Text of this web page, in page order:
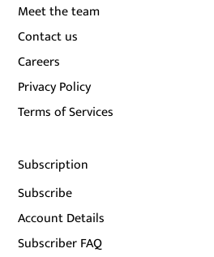
Meet the team
Contact us
Careers
Privacy Policy
Terms of Services
Subscription
Subscribe
Account Details
Subscriber FAQ